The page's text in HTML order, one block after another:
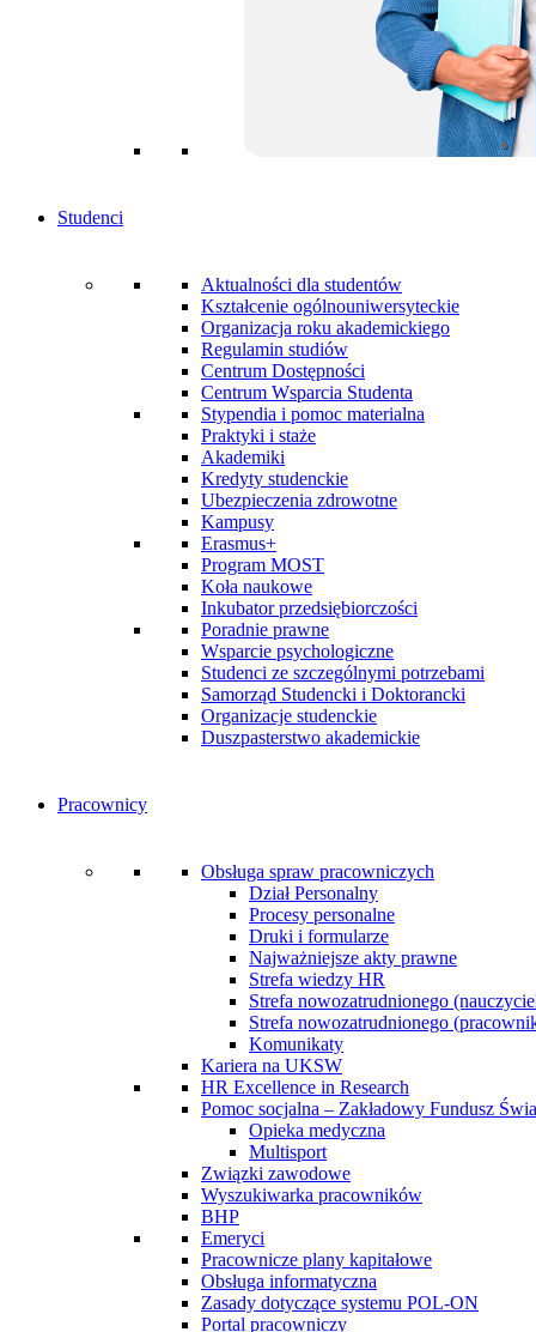
Studenci
Aktualności dla studentów
Kształcenie ogólnouniwersyteckie
Organizacja roku akademickiego
Regulamin studiów
Centrum Dostępności
Centrum Wsparcia Studenta
Stypendia i pomoc materialna
Praktyki i staże
Akademiki
Kredyty studenckie
Ubezpieczenia zdrowotne
Kampusy
Erasmus+
Program MOST
Koła naukowe
Inkubator przedsiębiorczości
Poradnie prawne
Wsparcie psychologiczne
Studenci ze szczególnymi potrzebami
Samorząd Studencki i Doktorancki
Organizacje studenckie
Duszpasterstwo akademickie
Pracownicy
Obsługa spraw pracowniczych
Dział Personalny
Procesy personalne
Druki i formularze
Najważniejsze akty prawne
Strefa wiedzy HR
Strefa nowozatrudnionego
Strefa nowozatrudnionego
Komunikaty
Kariera na UKSW
HR Excellence in Research
Pomoc socjalna – Zakładowy Fundusz
Opieka medyczna
Multisport
Związki zawodowe
Wyszukiwarka pracowników
BHP
Emeryci
Pracownicze plany kapitałowe
Obsługa informatyczna
Zasady dotyczące systemu POL-ON
Portal pracowniczy